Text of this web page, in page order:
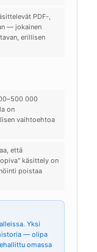
PDF-,
— jokainen
erillisen
000
on
vaihtoehtoa
että
käsittely on
poistaa
Yksi
— olipa
omassa